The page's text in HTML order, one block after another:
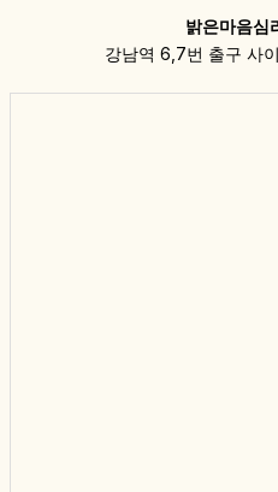
밝은마음심
강남역 6,7번 출구 사